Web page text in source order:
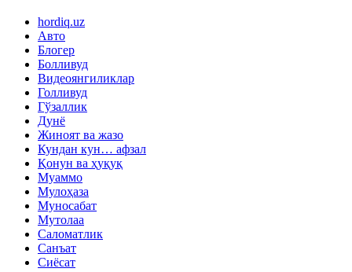
hordiq.uz
Авто
Блогер
Болливуд
Видеоянгиликлар
Голливуд
Гўзаллик
Дунё
Жиноят ва жазо
Кундан кун… афзал
Қонун ва ҳуқуқ
Муаммо
Мулоҳаза
Муносабат
Мутолаа
Саломатлик
Санъат
Сиёсат